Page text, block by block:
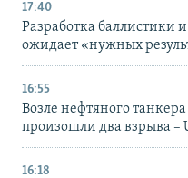
17:40
Разработка баллистики
ожидает «нужных
16:55
Возле нефтяного
произошли два взрыва –
16:18